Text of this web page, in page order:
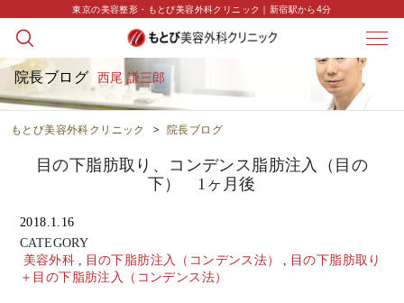
東京の美容整形・もとび美容外科クリニック｜新宿駅から4分
院長ブログ 西尾 謙三郎
もとび美容外科クリニック > 院長ブログ
目の下脂肪取り、コンデンス脂肪注入（目の
下） 1ヶ月後
2018.1.16
CATEGORY
美容外科
目の下脂肪注入（コンデンス法）
目の下脂肪取り
＋目の下脂肪注入（コンデンス法）